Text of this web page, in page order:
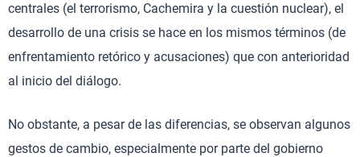
centrales (el terrorismo, Cachemira y la cuestión nuclear), el
desarrollo de una crisis se hace en los mismos términos (de
enfrentamiento retórico y acusaciones) que con anterioridad
al inicio del diálogo.
No obstante, a pesar de las diferencias, se observan algunos
gestos de cambio, especialmente por parte del gobierno